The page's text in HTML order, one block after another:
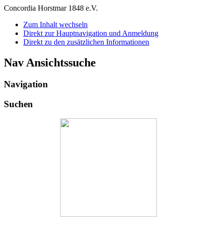
Concordia Horstmar 1848 e.V.
Zum Inhalt wechseln
Direkt zur Hauptnavigation und Anmeldung
Direkt zu den zusätzlichen Informationen
Nav Ansichtssuche
Navigation
Suchen